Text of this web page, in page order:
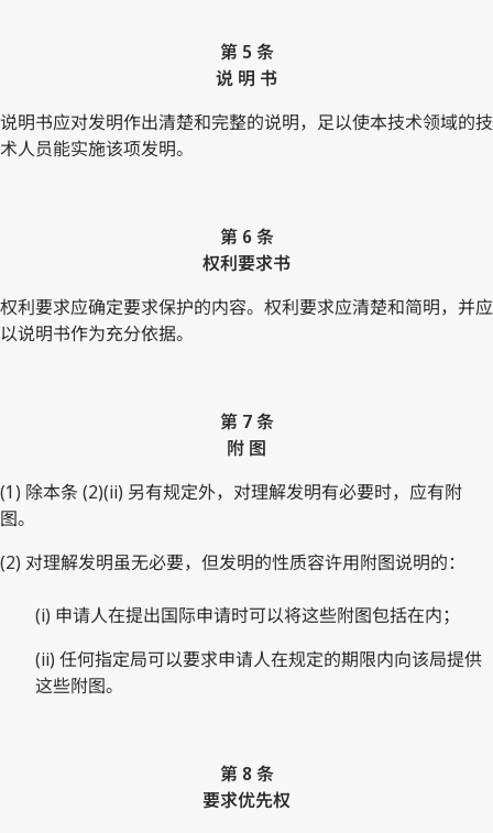
第 5 条
说 明 书
说明书应对发明作出清楚和完整的说明，足以使本技术领域的技
术人员能实施该项发明。
第 6 条
权利要求书
权利要求应确定要求保护的内容。权利要求应清楚和简明，并应
以说明书作为充分依据。
第 7 条
附 图
(1) 除本条 (2)(ii) 另有规定外，对理解发明有必要时，应有附
图。
(2) 对理解发明虽无必要，但发明的性质容许用附图说明的：
(i) 申请人在提出国际申请时可以将这些附图包括在内；
(ii) 任何指定局可以要求申请人在规定的期限内向该局提供
这些附图。
第 8 条
要求优先权